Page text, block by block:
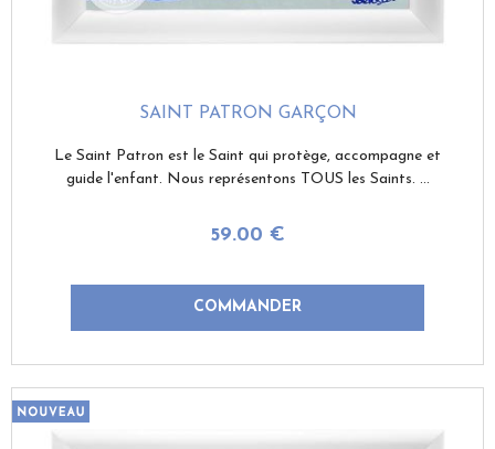
SAINT PATRON GARÇON
59.00 €
Le Saint Patron est le Saint qui protège, accompagne et
guide l'enfant. Nous représentons TOUS les Saints. ...